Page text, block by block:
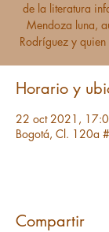
de la literatura
Mendoza luna,
Rodríguez y
Horario y
22 oct 2021,
Bogotá, Cl. 120a
Compartir